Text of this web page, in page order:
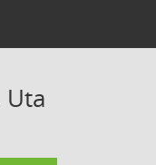
Uta